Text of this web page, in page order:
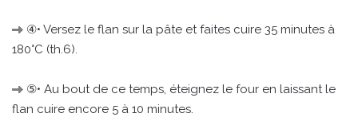
④• Versez le flan sur la pâte et faites cuire 35 minutes à
180°C (th.6).
⑤• Au bout de ce temps, éteignez le four en laissant le
flan cuire encore 5 à 10 minutes.